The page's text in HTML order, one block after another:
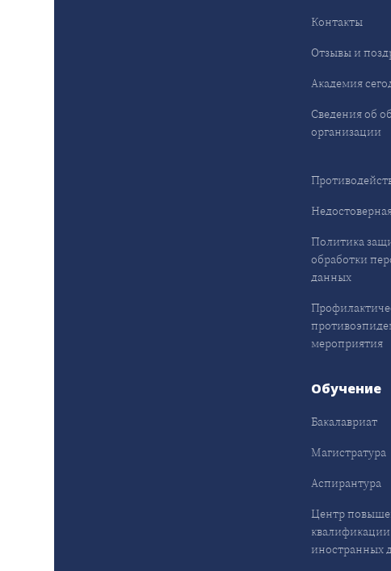
Контакты
Отзывы и
Академия
Сведения об
организации
Политика
обработки
данных
мероприятия
Обучение
Бакалавриат
Магистратура
Аспирантура
Центр
иностранных